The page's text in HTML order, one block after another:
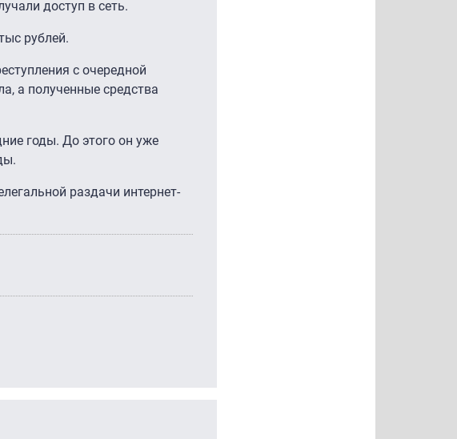
доступ в сеть.
рублей.
с очередной
а полученные средства
годы. До этого он уже
раздачи интернет-